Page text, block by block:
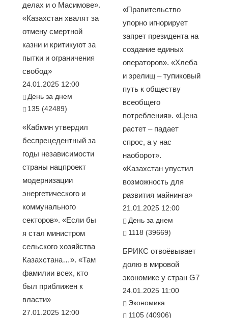
делах и о Масимове».
«Казахстан хвалят за
отмену смертной
казни и критикуют за
пытки и ограничения
свобод»
24.01.2025 12:00
День за днем
135 (42489)
«Кабмин утвердил
беспрецедентный за
годы независимости
страны нацпроект
модернизации
энергетического и
коммунального
секторов». «Если бы
я стал министром
сельского хозяйства
Казахстана…». «Там
фамилии всех, кто
был приближен к
власти»
27.01.2025 12:00
«Правительство
упорно игнорирует
запрет президента на
создание единых
операторов». «Хлеба
и зрелищ – тупиковый
путь к обществу
всеобщего
потребления». «Цена
растет – падает
спрос, а у нас
наоборот».
«Казахстан упустил
возможность для
развития майнинга»
21.01.2025 12:00
День за днем
1118 (39669)
БРИКС отвоёвывает
долю в мировой
экономике у стран G7
24.01.2025 11:00
Экономика
1105 (40906)